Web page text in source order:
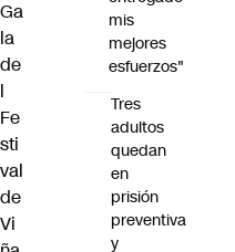
Ga
la
de
l
Fe
sti
val
de
Vi
mis
mejores
esfuerzos"
Tres
adultos
quedan
en
prisión
preventiva
y